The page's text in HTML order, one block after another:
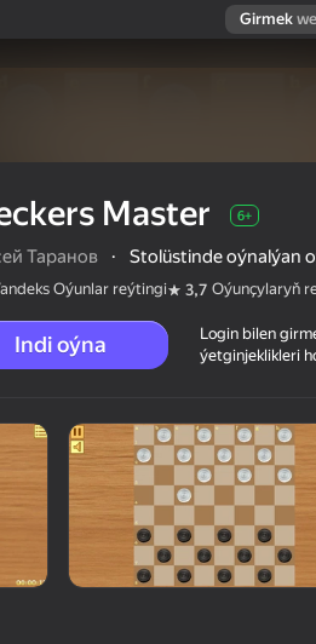
Girmek
6+
Master 6+
Таранов · Stolüstinde oýnalýan
Oýunlar reýtingi 3,7 Oýunçylaryň
Indi oýna
Login bilen
ýetginjeklikleri